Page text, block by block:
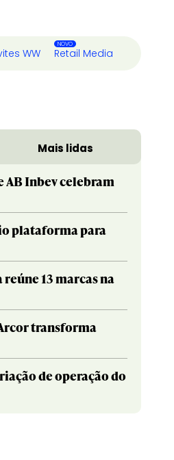
WW Retail Media
Mais lidas
AB Inbev celebram
plataforma para
13 marcas na
transforma
de operação do